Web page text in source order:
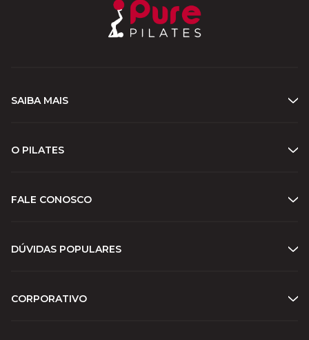
SAIBA MAIS
O PILATES
FALE CONOSCO
DÚVIDAS POPULARES
CORPORATIVO